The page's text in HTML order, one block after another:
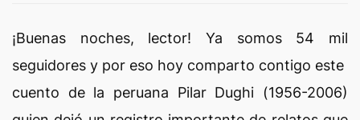
¡Buenas noches, lector! Ya somos 54 mil
seguidores y por eso hoy comparto contigo este
cuento de la peruana Pilar Dughi (1956-2006)